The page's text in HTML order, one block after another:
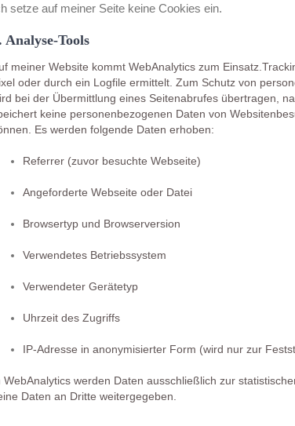
setze auf meiner Seite keine Cookies ein.
Analyse-Tools
meiner Website kommt WebAnalytics zum Einsatz.
oder durch ein Logfile ermittelt. Zum Schutz von
bei der Übermittlung eines Seitenabrufes übertragen,
keine personenbezogenen Daten von
Es werden folgende Daten erhoben:
Referrer (zuvor besuchte Webseite)
Angeforderte Webseite oder Datei
Browsertyp und Browserversion
Verwendetes Betriebssystem
Verwendeter Gerätetyp
Uhrzeit des Zugriffs
IP-Adresse in anonymisierter Form (wird nur zur
WebAnalytics werden Daten ausschließlich zur
Daten an Dritte weitergegeben.